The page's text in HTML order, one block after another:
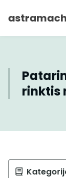
rinktis